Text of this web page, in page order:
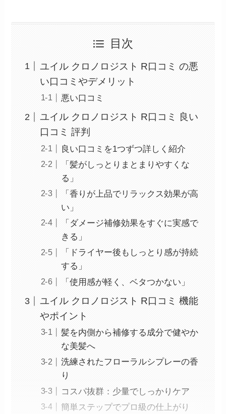
目次
ユイル クロノロジスト R口コミ の悪
い口コミやデメリット
悪い口コミ
ユイル クロノロジスト R口コミ 良い
口コミ 評判
良い口コミを1つずつ詳しく紹介
「髪がしっとりまとまりやすくな
る」
「香りが上品でリラックス効果が高
い」
「ダメージ補修効果をすぐに実感で
きる」
「ドライヤー後もしっとり感が持続
する」
「使用感が軽く、ベタつかない」
ユイル クロノロジスト R口コミ 機能
やポイント
髪を内側から補修する成分で健やか
な美髪へ
洗練されたフローラルシプレーの香
り
コスパ抜群：少量でしっかりケア
簡単ステップでプロ級の仕上がり